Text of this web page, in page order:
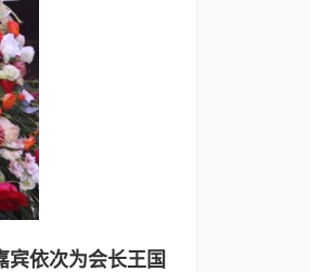
依次为会长王国